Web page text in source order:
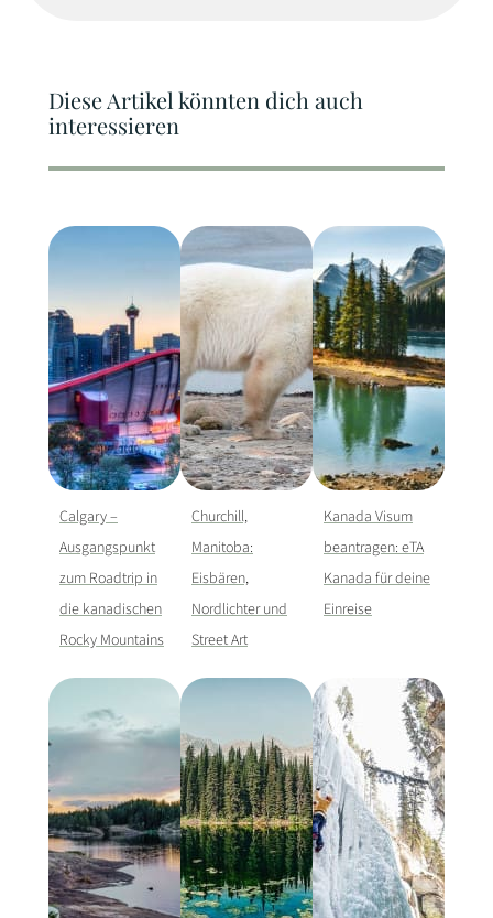
Diese Artikel könnten dich auch
interessieren
Calgary –
Ausgangspunkt
zum Roadtrip in
die kanadischen
Rocky Mountains
Churchill,
Manitoba:
Eisbären,
Nordlichter und
Street Art
Kanada Visum
beantragen: eTA
Kanada für deine
Einreise